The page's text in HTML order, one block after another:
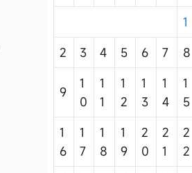
1
2
3 4 5 6 7 8
9
1
0
1
1
1
2
1
3
1
4
1
5
1
6
1
7
1
8
1
9
2
0
2
1
2
2